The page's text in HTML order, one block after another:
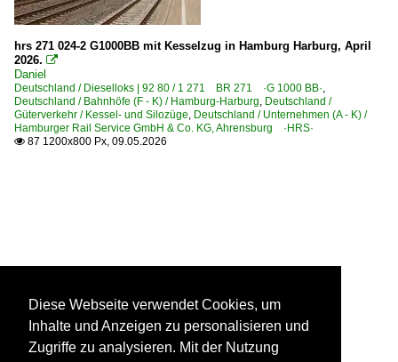
hrs 271 024-2 G1000BB mit Kesselzug in Hamburg Harburg, April
2026. 
Daniel
Deutschland / Dieselloks | 92 80 / 1 271 BR 271 ·G 1000 BB·,
Deutschland / Bahnhöfe (F - K) / Hamburg-Harburg, Deutschland /
Güterverkehr / Kessel- und Silozüge, Deutschland / Unternehmen (A - K) /
Hamburger Rail Service GmbH & Co. KG, Ahrensburg ·HRS·
 87 1200x800 Px, 09.05.2026
Diese Webseite verwendet Cookies, um
Inhalte und Anzeigen zu personalisieren und
Zugriffe zu analysieren. Mit der Nutzung